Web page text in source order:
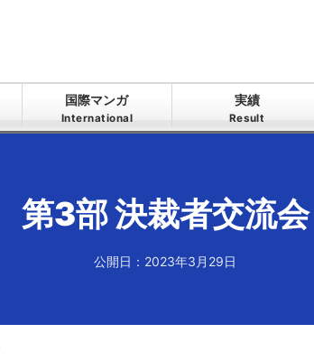
国際マンガ
International
実績
Result
第3部 決裁者交流会
公開日：2023年3月29日